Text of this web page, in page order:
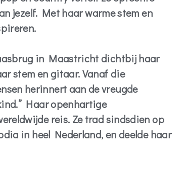
jezelf. Met haar warme stem en
in Maastricht dichtbij haar
stem en gitaar. Vanaf die
herinnert aan de vreugde
Haar openhartige
reis. Ze trad sindsdien op
in heel Nederland, en deelde haar